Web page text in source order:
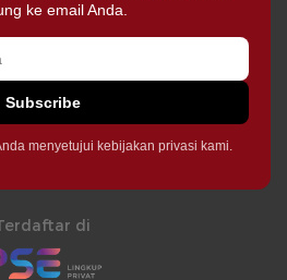
ke email Anda.
Subscribe
menyetujui kebijakan privasi kami.
di